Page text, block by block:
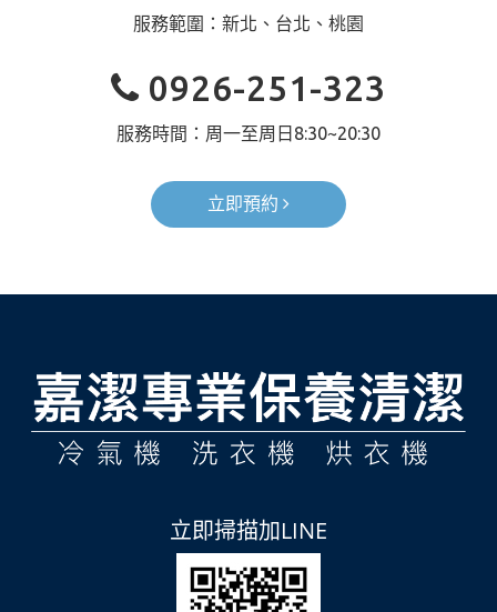
服務範圍：新北、台北、桃園
0926-251-323
服務時間：周一至周日 8:30~20:30
立即預約
立即掃描加LINE